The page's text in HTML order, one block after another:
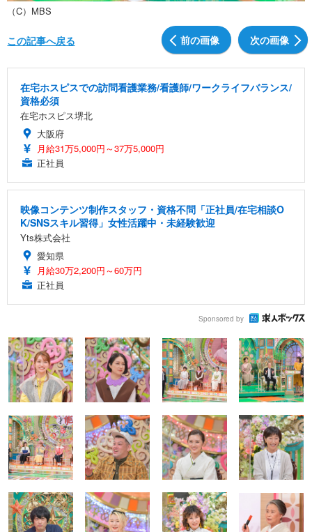
（C）MBS
前の画像 次の画像
この記事へ戻る
在宅ホスピスでの訪問看護業務/看護師/ワークライフバランス/
資格必須
在宅ホスピス堺北
大阪府
月給31万5,000円～37万5,000円
正社員
映像コンテンツ制作スタッフ・資格不問「正社員/在宅相談O
K/SNSスキル習得」女性活躍中・未経験歓迎
Yts株式会社
愛知県
月給30万2,200円～60万円
正社員
Sponsored by